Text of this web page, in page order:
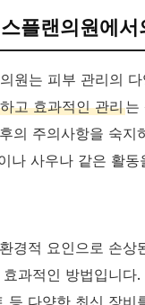
플랜의원에서
원는 피부 관리의
고 효과적인 관리는
의 주의사항을 숙
나 사우나 같은 활동
경적 요인으로 손
과적인 방법입니다
등 다양한 최신 장